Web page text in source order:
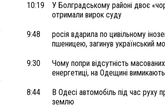
10:19
У Болградському районі двоє
отримали вирок суду
9:48
росія вдарила по цивільному
пшеницею, загинув український
9:30
Чому попри відсутність
енергетиці, на Одещині вимикають
8:44
В Одесі автомобіль під час руху
землю